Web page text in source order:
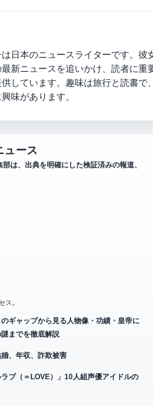
日本のニュースライターです。彼
新ニュースを追いかけ、読者に重
しています。趣味は旅行と読書で
味があります。
ュース
は、出典を明確にした検証済みの報道、
ス。
ギャップから見る人物像・功績・皇帝に
までを徹底解説
、年収、詐欺被害
ブ（＝LOVE）」10人組声優アイドルの